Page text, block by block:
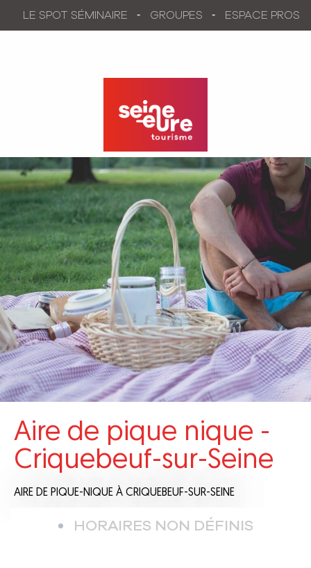
LE SPOT SÉMINAIRE GROUPES ESPACE PROS
Aire de pique nique -
Criquebeuf-sur-Seine
AIRE DE PIQUE-NIQUE À CRIQUEBEUF-SUR-SEINE
HORAIRES NON DÉFINIS